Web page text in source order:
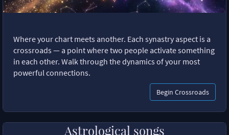
Where your chart meets another. Each synastry aspect is a
crossroads — a point where two people activate something
in each other. Walk through the dynamics of your most
powerful connections.
Begin Crossroads
Astrological songs